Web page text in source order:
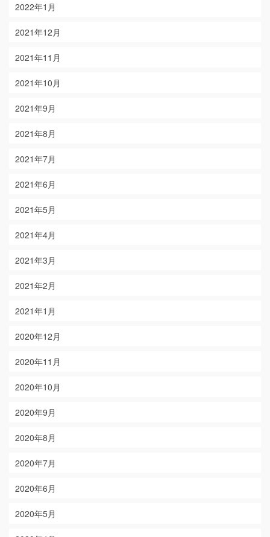
2022年1月
2021年12月
2021年11月
2021年10月
2021年9月
2021年8月
2021年7月
2021年6月
2021年5月
2021年4月
2021年3月
2021年2月
2021年1月
2020年12月
2020年11月
2020年10月
2020年9月
2020年8月
2020年7月
2020年6月
2020年5月